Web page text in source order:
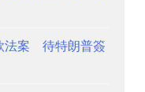
法案 待特朗普簽